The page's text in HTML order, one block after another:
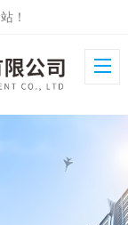
！